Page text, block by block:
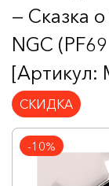
— Сказка
NGC
[Артикул:
СКИДКА
-10%